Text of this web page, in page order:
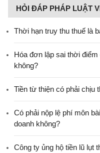
HỎI ĐÁP PHÁP LUẬT
Thời hạn truy thu thuế là
Hóa đơn lập sai thời
không?
Tiền từ thiện có phải chịu
Có phải nộp lệ phí môn
doanh không?
Công ty ủng hộ tiền lũ lụt